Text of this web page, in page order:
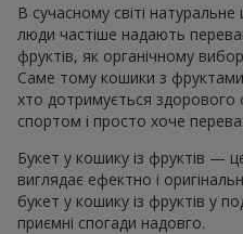
В сучасному світі
люди частіше надають
фруктів, як органічному
Саме тому кошики з
хто дотримується
спортом і просто хоче
Букет у кошику із фруктів —
виглядає ефектно і
букет у кошику із фруктів у
приємні спогади надовго.